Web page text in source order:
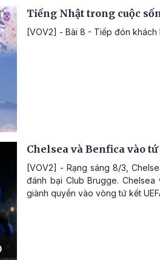
Tiếng Nhật trong cuộc
[VOV2] - Bài 8 - Tiếp đón khách
Chelsea và Benfica vào
[VOV2] - Rạng sáng 8/3,
đánh bại Club Brugge.
giành quyền vào vòng tứ kết